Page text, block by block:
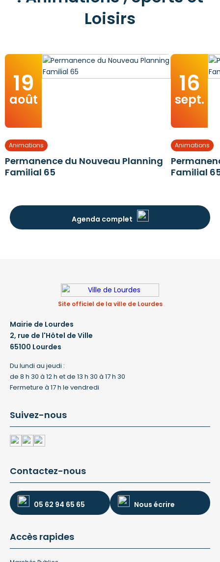
Loisirs
19
août
Animations
Permanence du Nouveau Planning
Familial 65
16
sept.
Animations
Familial
Agenda complet
Site officiel de la ville de Lourdes
Mairie de Lourdes
2, rue de l'Hôtel de Ville
65100 Lourdes
Du lundi au jeudi :
de 8 h 30 à 12 h et de 13 h 30 à 17 h 30
Fermeture à 17 h le vendredi
Suivez-nous
Contactez-nous
05 62 94 65 65 Nous écrire
Accès rapides